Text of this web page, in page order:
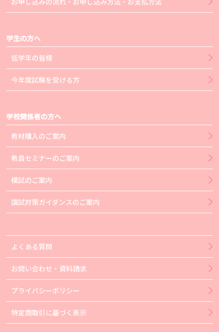
学生の方へ
低学年の皆様
今年度試験を受ける方
学校関係者の方へ
教材購入のご案内
教員セミナーのご案内
模試のご案内
国試対策ガイダンスのご案内
よくある質問
お問い合わせ・資料請求
プライバシーポリシー
特定商取引に基づく表示